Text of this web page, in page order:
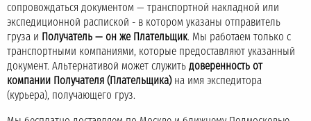
сопровождаться документом — транспортной накладной или
экспедиционной распиской - в котором указаны отправитель
груза и Получатель — он же Плательщик. Мы работаем только с
транспортными компаниями, которые предоставляют указанный
документ. Альтернативой может служить доверенность от
компании Получателя (Плательщика)на имя экспедитора
(курьера), получающего груз.